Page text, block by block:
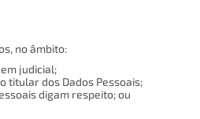
no âmbito:
judicial;
titular dos Dados Pessoais;
digam respeito; ou